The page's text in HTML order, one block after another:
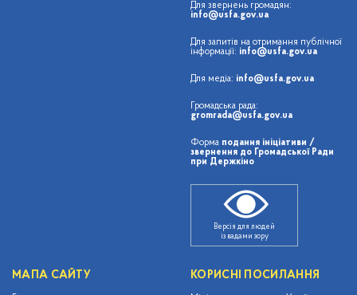
Для звернень громадян:
info@usfa.gov.ua
Для запитів на отримання публічної
інформації: info@usfa.gov.ua
Для медіа: info@usfa.gov.ua
Громадська рада:
gromrada@usfa.gov.ua
Форма подання ініціативи /
звернення до Громадської Ради
при Держкіно
Версія для людей
із вадами зору
МАПА САЙТУ КОРИСНІ ПОСИЛАННЯ